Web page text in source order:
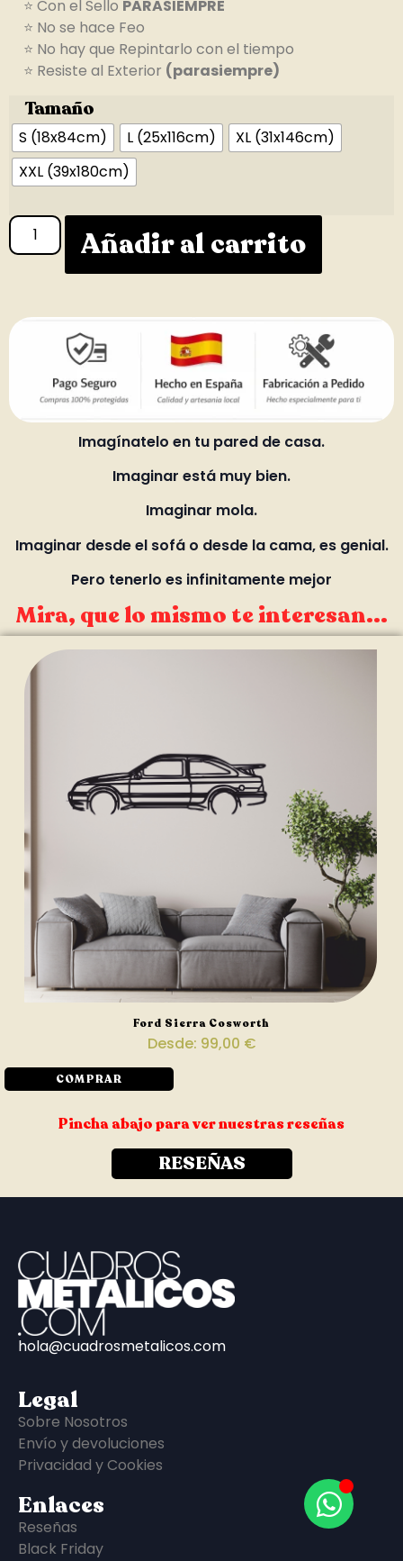
⭐ Con el Sello PARASIEMPRE
⭐ No se hace Feo
⭐ No hay que Repintarlo con el tiempo
⭐ Resiste al Exterior (parasiempre)
Tamaño
S (18x84cm) L (25x116cm)
XL (31x146cm)
XXL (39x180cm)
Añadir al carrito
Imagínatelo en tu pared de casa.
Imaginar está muy bien.
Imaginar mola.
Imaginar desde el sofá o desde la cama, es genial.
Pero tenerlo es infinitamente mejor
Mira, que lo mismo te interesan...
Ford Sierra Cosworth
Desde: 99,00 €
COMPRAR
Pincha abajo para ver nuestras reseñas
RESEÑAS
hola@cuadrosmetalicos.com
Legal
Sobre Nosotros
Envío y devoluciones
Privacidad y Cookies
Enlaces
Reseñas
Black Friday